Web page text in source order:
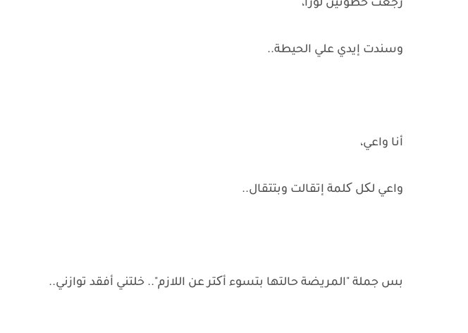
رجعت خطوتين لورا،
وسندت إيدي علي الحيطة..
أنا واعي،
واعي لکل کلمة إتقالت وبتتقال..
بس جملة "المريضة حالتها بتسوء أکتر عن اللازم".. خلتني أفقد توازني..